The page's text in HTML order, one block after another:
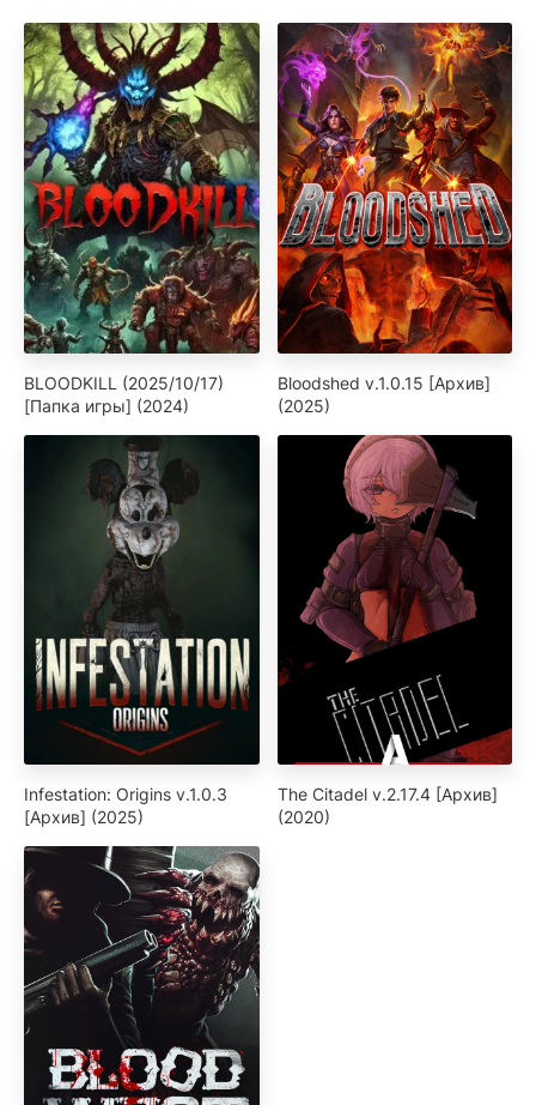
BLOODKILL (2025/10/17)
[Папка игры] (2024)
Bloodshed v.1.0.15 [Архив]
(2025)
Infestation: Origins v.1.0.3
[Архив] (2025)
The Citadel v.2.17.4 [Архив]
(2020)